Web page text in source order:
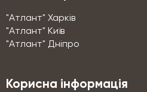
"Атлант" Харків
"Атлант" Київ
"Атлант" Дніпро
Корисна інформація